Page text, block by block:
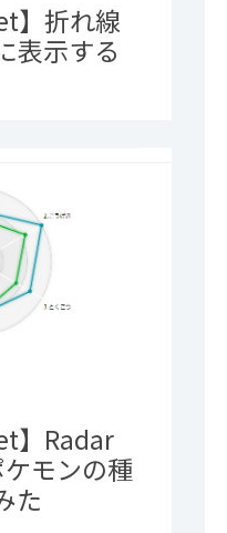
】折れ線
表示する
】Radar
モンの種
た